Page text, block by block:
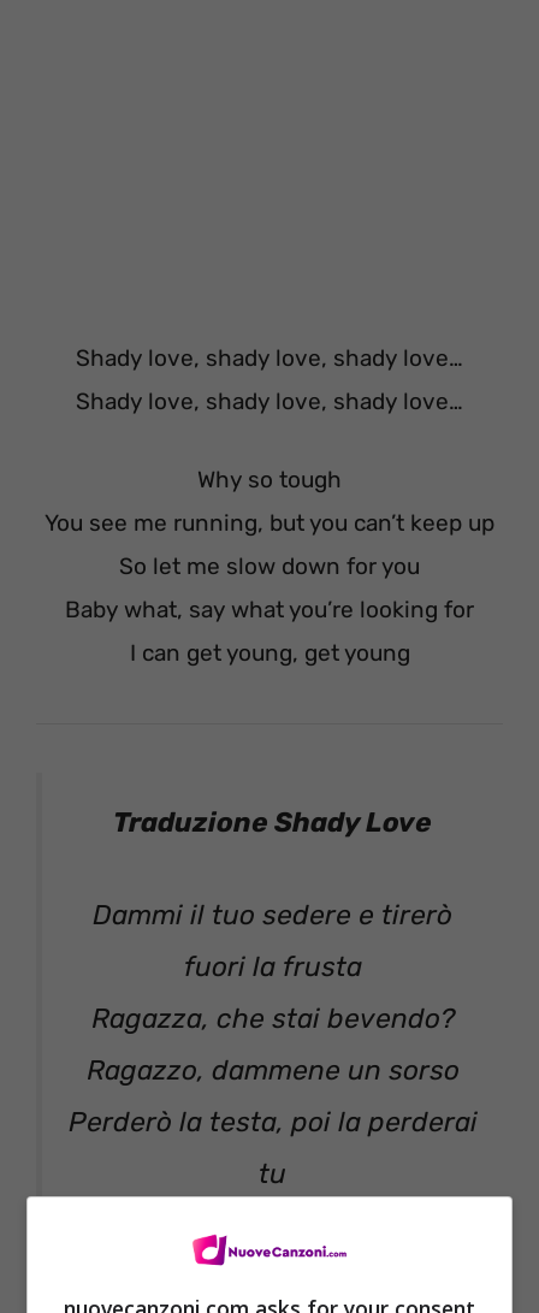
Shady love, shady love, shady love…
Shady love, shady love, shady love…
Why so tough
You see me running, but you can’t keep up
So let me slow down for you
Baby what, say what you’re looking for
I can get young, get young
Traduzione Shady Love
Dammi il tuo sedere e tirerò
fuori la frusta
Ragazza, che stai bevendo?
Ragazzo, dammene un sorso
Perderò la testa, poi la perderai
tu
E poi fai i miei voodoo, poi